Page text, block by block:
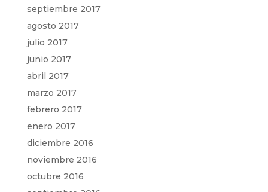
septiembre 2017
agosto 2017
julio 2017
junio 2017
abril 2017
marzo 2017
febrero 2017
enero 2017
diciembre 2016
noviembre 2016
octubre 2016